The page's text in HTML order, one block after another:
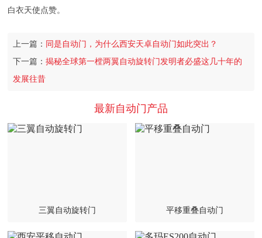
白衣天使点赞。
上一篇： 同是自动门，为什么西安天卓自动门如此突出？
下一篇：揭秘全球第一樘两翼自动旋转门发明者必盛这几十年的
发展往昔
最新自动门产品
三翼自动旋转门 平移重叠自动门